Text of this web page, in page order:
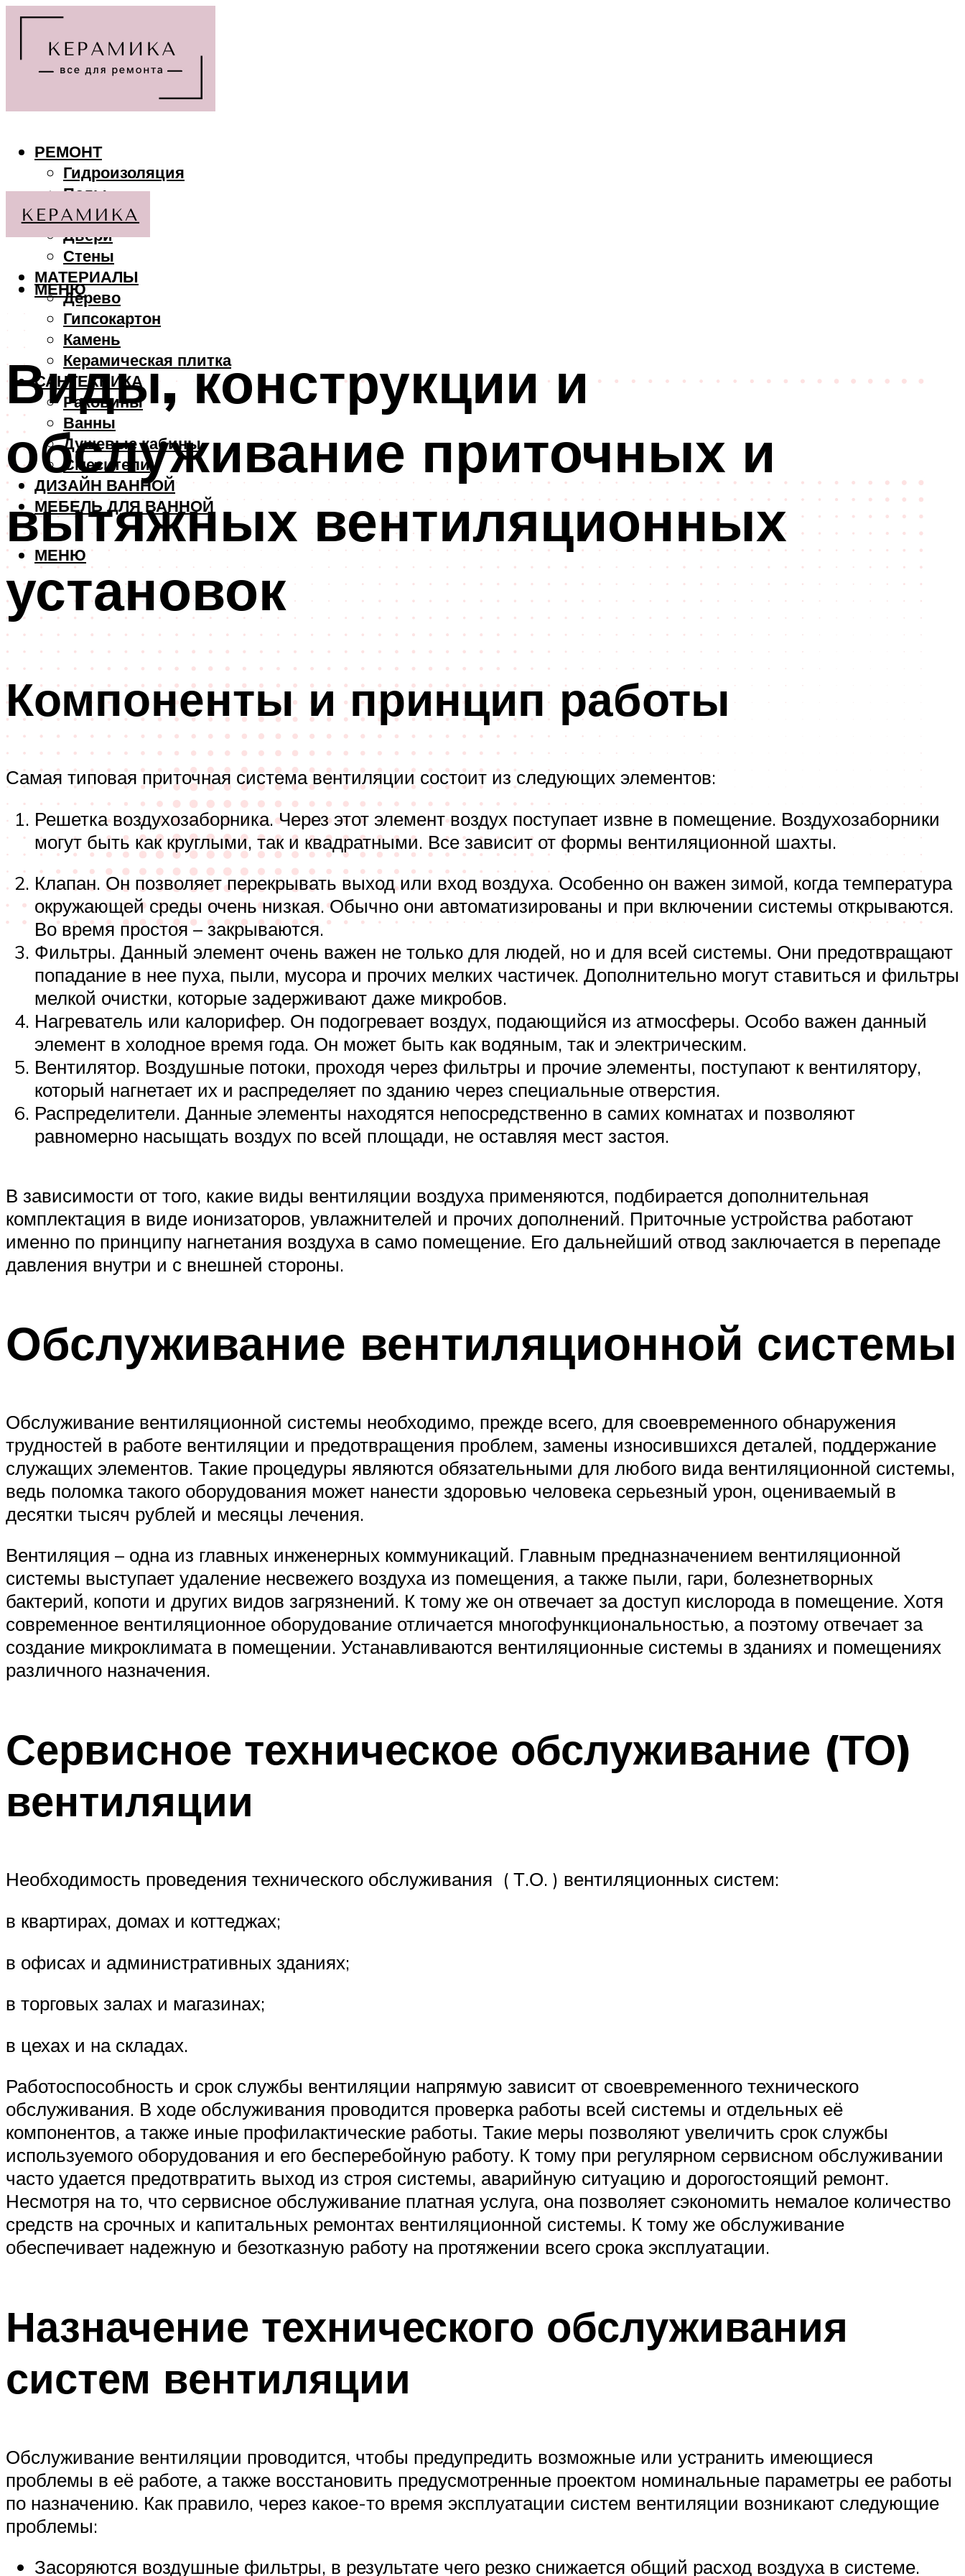
РЕМОНТ
Гидроизоляция
Полы
Потолки
Двери
Стены
МАТЕРИАЛЫ
Дерево
Гипсокартон
Камень
Керамическая плитка
САНТЕХНИКА
Раковины
Ванны
Душевые кабины
Смесители
ДИЗАЙН ВАННОЙ
МЕБЕЛЬ ДЛЯ ВАННОЙ
МЕНЮ
МЕНЮ
Виды, конструкции и
обслуживание приточных и
вытяжных вентиляционных
установок
Компоненты и принцип работы
Самая типовая приточная система вентиляции состоит из следующих элементов:
Решетка воздухозаборника. Через этот элемент воздух поступает извне в помещение. Воздухозаборники
могут быть как круглыми, так и квадратными. Все зависит от формы вентиляционной шахты.
Клапан. Он позволяет перекрывать выход или вход воздуха. Особенно он важен зимой, когда температура
окружающей среды очень низкая. Обычно они автоматизированы и при включении системы открываются.
Во время простоя – закрываются.
Фильтры. Данный элемент очень важен не только для людей, но и для всей системы. Они предотвращают
попадание в нее пуха, пыли, мусора и прочих мелких частичек. Дополнительно могут ставиться и фильтры
мелкой очистки, которые задерживают даже микробов.
Нагреватель или калорифер. Он подогревает воздух, подающийся из атмосферы. Особо важен данный
элемент в холодное время года. Он может быть как водяным, так и электрическим.
Вентилятор. Воздушные потоки, проходя через фильтры и прочие элементы, поступают к вентилятору,
который нагнетает их и распределяет по зданию через специальные отверстия.
Распределители. Данные элементы находятся непосредственно в самих комнатах и позволяют
равномерно насыщать воздух по всей площади, не оставляя мест застоя.
В зависимости от того, какие виды вентиляции воздуха применяются, подбирается дополнительная
комплектация в виде ионизаторов, увлажнителей и прочих дополнений. Приточные устройства работают
именно по принципу нагнетания воздуха в само помещение. Его дальнейший отвод заключается в перепаде
давления внутри и с внешней стороны.
Обслуживание вентиляционной системы
Обслуживание вентиляционной системы необходимо, прежде всего, для своевременного обнаружения
трудностей в работе вентиляции и предотвращения проблем, замены износившихся деталей, поддержание
служащих элементов. Такие процедуры являются обязательными для любого вида вентиляционной системы,
ведь поломка такого оборудования может нанести здоровью человека серьезный урон, оцениваемый в
десятки тысяч рублей и месяцы лечения.
Вентиляция – одна из главных инженерных коммуникаций. Главным предназначением вентиляционной
системы выступает удаление несвежего воздуха из помещения, а также пыли, гари, болезнетворных
бактерий, копоти и других видов загрязнений. К тому же он отвечает за доступ кислорода в помещение. Хотя
современное вентиляционное оборудование отличается многофункциональностью, а поэтому отвечает за
создание микроклимата в помещении. Устанавливаются вентиляционные системы в зданиях и помещениях
различного назначения.
Сервисное техническое обслуживание (ТО)
вентиляции
Необходимость проведения технического обслуживания ( Т.О. ) вентиляционных систем:
в квартирах, домах и коттеджах;
в офисах и административных зданиях;
в торговых залах и магазинах;
в цехах и на складах.
Работоспособность и срок службы вентиляции напрямую зависит от своевременного технического
обслуживания. В ходе обслуживания проводится проверка работы всей системы и отдельных её
компонентов, а также иные профилактические работы. Такие меры позволяют увеличить срок службы
используемого оборудования и его бесперебойную работу. К тому при регулярном сервисном обслуживании
часто удается предотвратить выход из строя системы, аварийную ситуацию и дорогостоящий ремонт.
Несмотря на то, что сервисное обслуживание платная услуга, она позволяет сэкономить немалое количество
средств на срочных и капитальных ремонтах вентиляционной системы. К тому же обслуживание
обеспечивает надежную и безотказную работу на протяжении всего срока эксплуатации.
Назначение технического обслуживания
систем вентиляции
Обслуживание вентиляции проводится, чтобы предупредить возможные или устранить имеющиеся
проблемы в её работе, а также восстановить предусмотренные проектом номинальные параметры ее работы
по назначению. Как правило, через какое-то время эксплуатации систем вентиляции возникают следующие
проблемы:
Засоряются воздушные фильтры, в результате чего резко снижается общий расход воздуха в системе.